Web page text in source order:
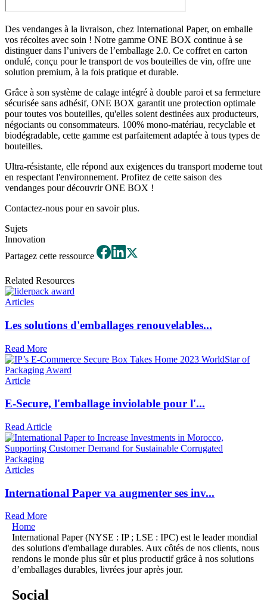
Des vendanges à la livraison, chez International Paper, on emballe
vos récoltes avec soin ! Notre gamme ONE BOX continue à se
distinguer dans l’univers de l’emballage 2.0. Ce coffret en carton
ondulé, conçu pour le transport de vos bouteilles de vin, offre une
solution premium, à la fois pratique et durable.
Grâce à son système de calage intégré à double paroi et sa fermeture
sécurisée sans adhésif, ONE BOX garantit une protection optimale
pour toutes vos bouteilles, qu'elles soient destinées aux producteurs,
négociants ou consommateurs. 100% mono-matériau, recyclable et
biodégradable, cette gamme est parfaitement adaptée à tous types de
bouteilles.
Ultra-résistante, elle répond aux exigences du transport moderne tout
en respectant l'environnement. Profitez de cette saison des
vendanges pour découvrir ONE BOX !
Contactez-nous pour en savoir plus.
Sujets
Innovation
Partagez cette ressource
Related Resources
Articles
Les solutions d'emballages renouvelables...
Read More
Article
E-Secure, l'emballage inviolable pour l'...
Read Article
Articles
International Paper va augmenter ses inv...
Read More
Home
International Paper (NYSE : IP ; LSE : IPC) est le leader mondial
des solutions d'emballage durables. Aux côtés de nos clients, nous
rendons le monde plus sûr et plus productif grâce à nos solutions
d’emballages durables, livrées jour après jour.
Social